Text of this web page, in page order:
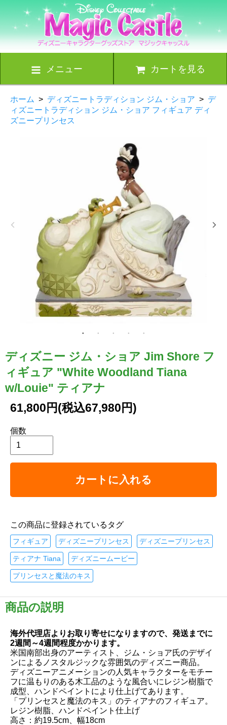
メニュー カートを見る
ホーム > ディズニートラディション ジム・ショア > デ
ィズニートラディション ジム・ショア フィギュア ディ
ズニープリンセス
ディズニー ジム・ショア Jim Shore フ
ィギュア "White Woodland Tiana
w/Louie" ティアナ
61,800円(税込67,980円)
個数
カートに入れる
この商品に登録されているタグ
フィギュア ディズニープリンセス ディズニープリンセス
ティアナ Tiana ディズニームービー
プリンセスと魔法のキス
商品の説明
海外代理店よりお取り寄せになりますので、発送までに
2週間～4週間程度かかります。
米国南部出身のアーティスト、ジム・ショア氏のデザイ
ンによるノスタルジックな雰囲気のディズニー商品。
ディズニーアニメーションの人気キャラクターをモチー
フに温もりのある木工品のような風合いにレジン樹脂で
成型、ハンドペイントにより仕上げてあります。
「プリンセスと魔法のキス」のティアナのフィギュア。
レジン樹脂、ハンドペイント仕上げ
高さ：約19.5cm、幅18cm